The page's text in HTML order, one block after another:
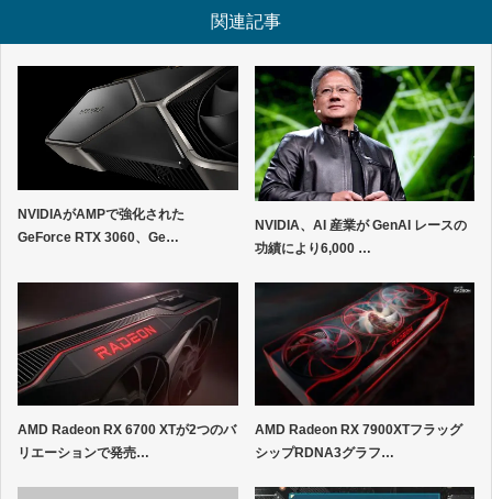
関連記事
NVIDIAがAMPで強化された
GeForce RTX 3060、Ge…
NVIDIA、AI 産業が GenAI レースの
功績により6,000 …
AMD Radeon RX 6700 XTが2つのバ
リエーションで発売…
AMD Radeon RX 7900XTフラッグ
シップRDNA3グラフ…